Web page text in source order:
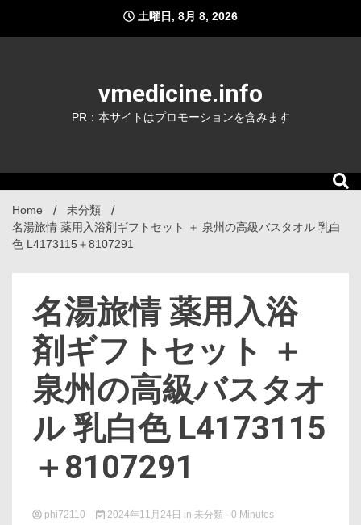
content
土曜日, 8月 8, 2026
vmedicine.info
PR：本サイトはプロモーションを含みます
Home
未分類
名湯旅情 薬用入浴剤ギフトセット ＋ 泉州の高級バスタオル 乳白
色 L4173115＋8107291
名湯旅情 薬用入浴
剤ギフトセット ＋
泉州の高級バスタオ
ル 乳白色 L4173115
＋8107291
phi72110 2024年11月24日 in 未分類 - 0 Minutes